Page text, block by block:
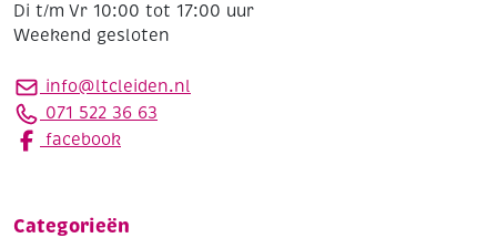
Di t/m Vr 10:00 tot 17:00 uur
Weekend gesloten
info@ltcleiden.nl
071 522 36 63
facebook
Categorieën